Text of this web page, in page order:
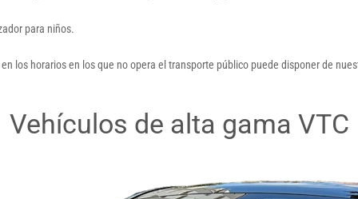
para niños.
los horarios en los que no opera el transporte público puede disponer de
Vehículos de alta gama VTC